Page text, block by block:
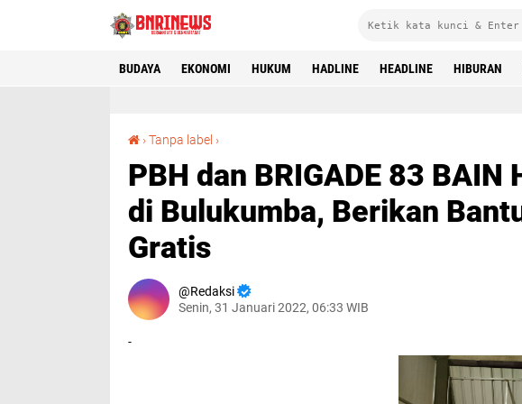
BUDAYA EKONOMI HUKUM HADLINE HEADLINE HIBURAN
›Tanpa label ›
PBH dan BRIGADE 83
di Bulukumba, Berikan
Gratis
Redaksi
Senin, 31 Januari 2022, 06:33 WIB
-